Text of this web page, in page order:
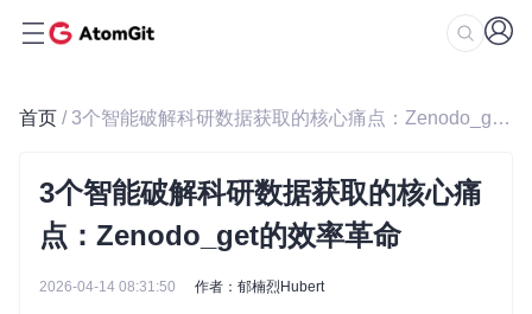
首页 / 3个智能破解科研数据获取的核心痛点：Zenodo_get的效率革命
3个智能破解科研数据获取的核心痛
点：Zenodo_get的效率革命
2026-04-14 08:31:50 作者：郁楠烈Hubert